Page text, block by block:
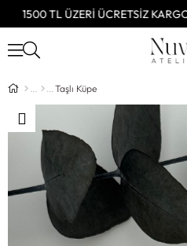
1500 TL ÜZERİ ÜCRETSİZ KARGO
Taşlı Küpe